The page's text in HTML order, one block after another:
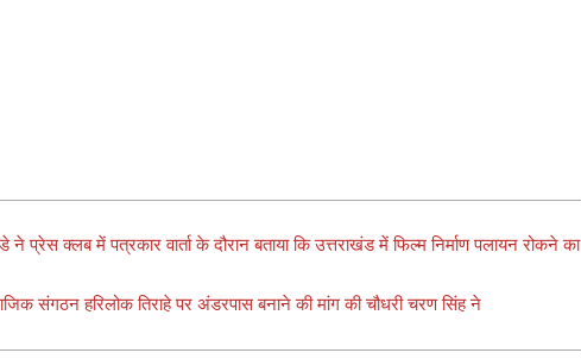
ने प्रेस क्लब में पत्रकार वार्ता के दौरान बताया कि उत्तराखंड में फिल्म निर्माण पलायन रोकने का
संगठन हरिलोक तिराहे पर अंडरपास बनाने की मांग की चौधरी चरण सिंह ने